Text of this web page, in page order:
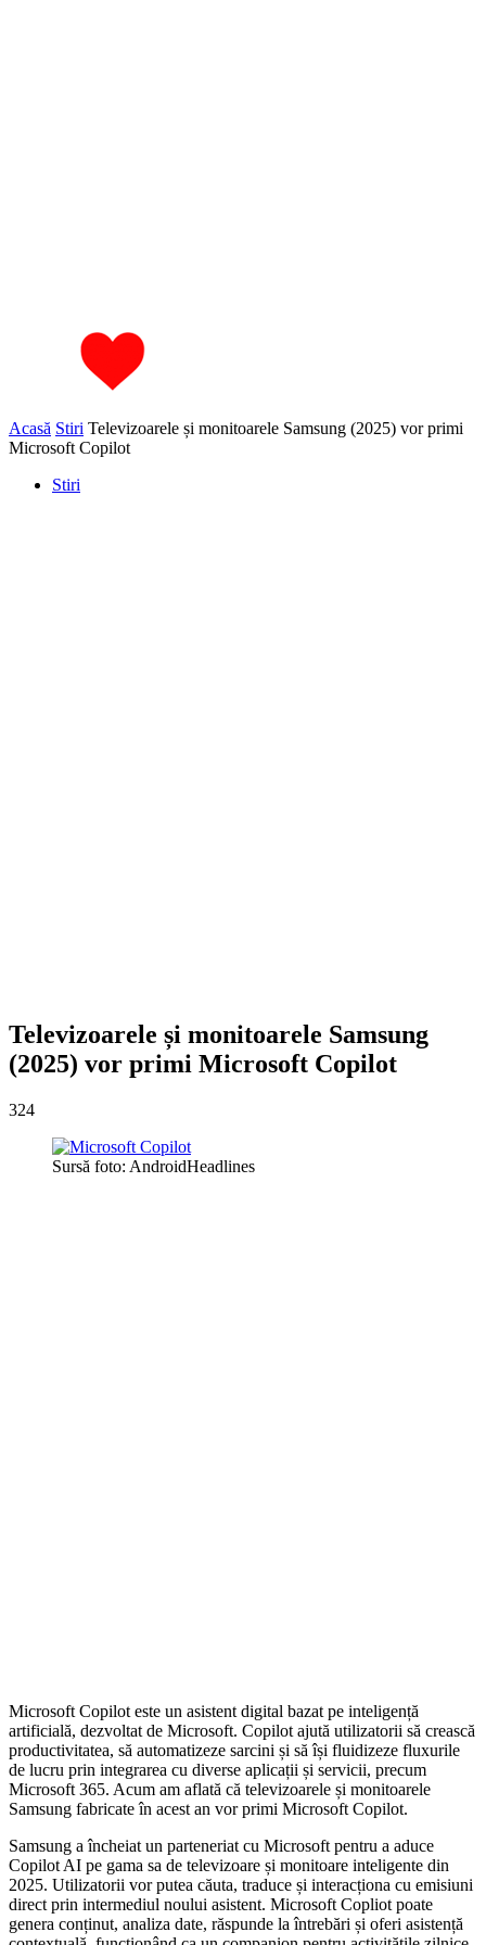
Acasă Stiri Televizoarele și monitoarele Samsung (2025) vor primi
Microsoft Copilot
Stiri
Televizoarele și monitoarele Samsung
(2025) vor primi Microsoft Copilot
324
Sursă foto: AndroidHeadlines
Microsoft Copilot este un asistent digital bazat pe inteligență
artificială, dezvoltat de Microsoft. Copilot ajută utilizatorii să crească
productivitatea, să automatizeze sarcini și să își fluidizeze fluxurile
de lucru prin integrarea cu diverse aplicații și servicii, precum
Microsoft 365. Acum am aflată că televizoarele și monitoarele
Samsung fabricate în acest an vor primi Microsoft Copilot.
Samsung a încheiat un parteneriat cu Microsoft pentru a aduce
Copilot AI pe gama sa de televizoare și monitoare inteligente din
2025. Utilizatorii vor putea căuta, traduce și interacționa cu emisiuni
direct prin intermediul noului asistent. Microsoft Copliot poate
genera conținut, analiza date, răspunde la întrebări și oferi asistență